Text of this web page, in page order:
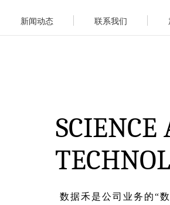
新闻动态 联系我们
SCIENCE
数据禾是公司业务的“